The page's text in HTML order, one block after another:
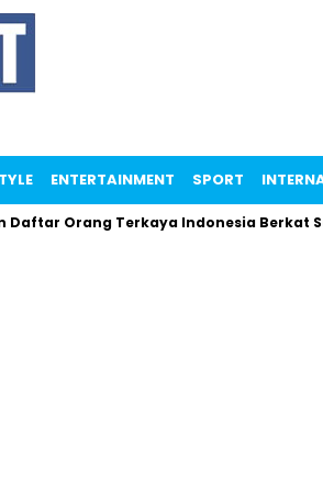
ENTERTAINMENT SPORT
Orang Terkaya Indonesia Berkat